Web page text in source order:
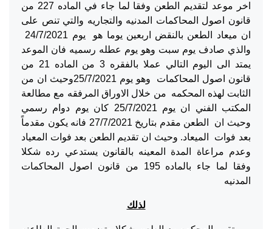
اخر موعد لتقديم الطعن وفقا لما جاء في الماده 227 من
قانون اصول المحاكمات المدنيه والتجاريه والتي تنص على
والذي صادف يوم سبت وهو يوم عطله رسميه فان الموعد
يمتد الى اليوم التالي عملا بالفقره 3 من الماده 21 من
قانون اصول المحاكمات وهو يوم 25/7/2021وحيث ان من
الثابت لهذه المحكمه من خلال الاوراق المرفقه مع مطالعة
المكتب الفني ان يوم 25/7/2021 كان يوم دوام رسمي
وحيث ان الطعن مقدم بتاريخ 27/7/2021 فانه يكون مقدماً
بعد فوات الميعاد. وحيث ان تقديم الطعن بعد فوات المعياد
وعدم مراعاة المدة المعينه بالقانون يستدعي رده شكلا
وفقا لما جاء بالماده 195 من قانون اصول المحاكمات
المدنيه
لذلك